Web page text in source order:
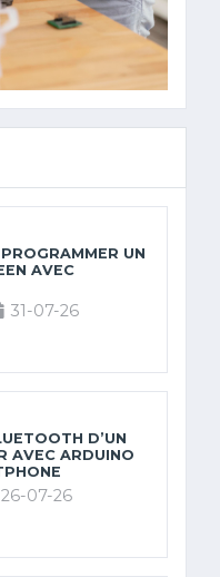
UN
AVEC
31-07-26
D’UN
AVEC ARDUINO
26-07-26